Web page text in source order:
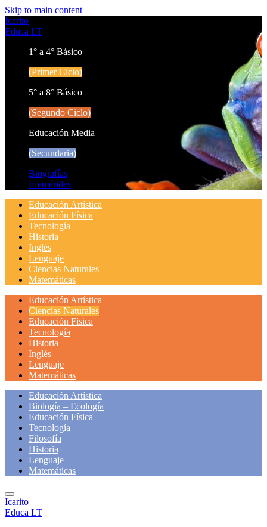
Skip to main content
Icarito
Educa LT
1° a 4° Básico
(Primer Ciclo)
5° a 8° Básico
(Segundo Ciclo)
Educación Media
(Secundaria)
Biografías
Efemérides
Educación Artística
Educación Física
Tecnología
Historia
Inglés
Lenguaje
Ciencias Naturales
Matemáticas
Educación Artística
Ciencias Naturales
Educación Física
Tecnología
Historia
Inglés
Lenguaje
Matemáticas
Educación Artística
Biología – Ecología
Educación Física
Tecnología
Filosofía
Historia
Lenguaje
Matemáticas
Icarito
Educa LT